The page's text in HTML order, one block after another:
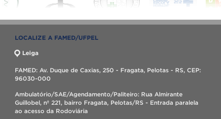
LOCALIZE A FAMED/UFPEL
Leiga
FAMED: Av. Duque de Caxias, 250 - Fragata, Pelotas - RS, CEP:
96030-000
Ambulatório/SAE/Agendamento/Paliteiro: Rua Almirante
Guillobel, nº 221, bairro Fragata, Pelotas/RS - Entrada paralela
ao acesso da Rodoviária